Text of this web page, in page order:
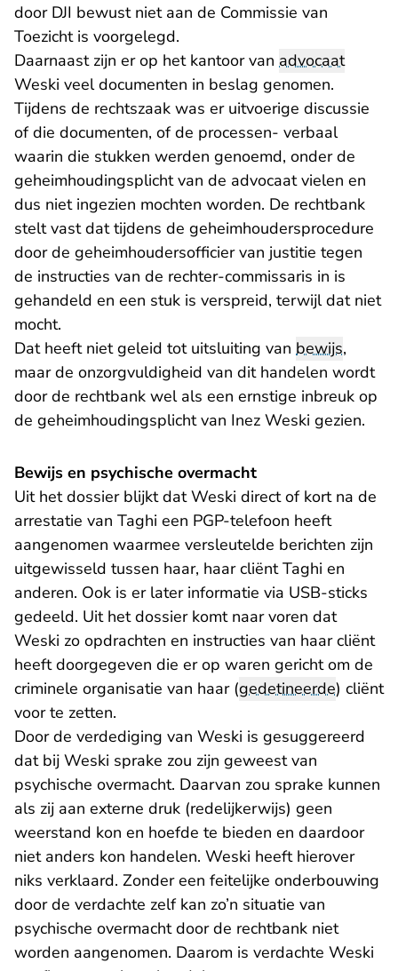
door DJI bewust niet aan de Commissie van
Toezicht is voorgelegd.
Daarnaast zijn er op het kantoor van advocaat
Weski veel documenten in beslag genomen.
Tijdens de rechtszaak was er uitvoerige discussie
of die documenten, of de processen- verbaal
waarin die stukken werden genoemd, onder de
geheimhoudingsplicht van de advocaat vielen en
dus niet ingezien mochten worden. De rechtbank
stelt vast dat tijdens de geheimhoudersprocedure
door de geheimhoudersofficier van justitie tegen
de instructies van de rechter-commissaris in is
gehandeld en een stuk is verspreid, terwijl dat niet
mocht.
Dat heeft niet geleid tot uitsluiting van bewijs,
maar de onzorgvuldigheid van dit handelen wordt
door de rechtbank wel als een ernstige inbreuk op
de geheimhoudingsplicht van Inez Weski gezien.
Bewijs en psychische overmacht
Uit het dossier blijkt dat Weski direct of kort na de
arrestatie van Taghi een PGP-telefoon heeft
aangenomen waarmee versleutelde berichten zijn
uitgewisseld tussen haar, haar cliënt Taghi en
anderen. Ook is er later informatie via USB-sticks
gedeeld. Uit het dossier komt naar voren dat
Weski zo opdrachten en instructies van haar cliënt
heeft doorgegeven die er op waren gericht om de
criminele organisatie van haar (gedetineerde) cliënt
voor te zetten.
Door de verdediging van Weski is gesuggereerd
dat bij Weski sprake zou zijn geweest van
psychische overmacht. Daarvan zou sprake kunnen
als zij aan externe druk (redelijkerwijs) geen
weerstand kon en hoefde te bieden en daardoor
niet anders kon handelen. Weski heeft hierover
niks verklaard. Zonder een feitelijke onderbouwing
door de verdachte zelf kan zo’n situatie van
psychische overmacht door de rechtbank niet
worden aangenomen. Daarom is verdachte Weski